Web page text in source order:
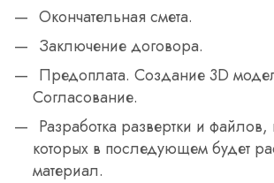
Окончательная смета.
Заключение договора.
Предоплата. Создание 3D
Согласование.
Разработка развертки и
которых в последующем будет
материал.